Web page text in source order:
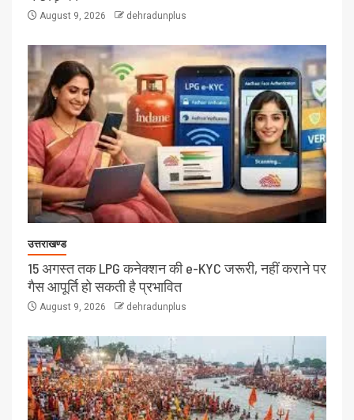
August 9, 2026 dehradunplus
उत्तराखण्ड
15 अगस्त तक LPG कनेक्शन की e-KYC जरूरी, नहीं कराने पर
गैस आपूर्ति हो सकती है प्रभावित
August 9, 2026 dehradunplus